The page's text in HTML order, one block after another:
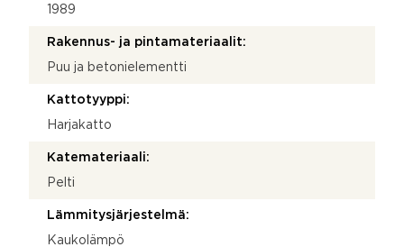
1989
Rakennus- ja pintamateriaalit:
Puu ja betonielementti
Kattotyyppi:
Harjakatto
Katemateriaali:
Pelti
Lämmitysjärjestelmä:
Kaukolämpö